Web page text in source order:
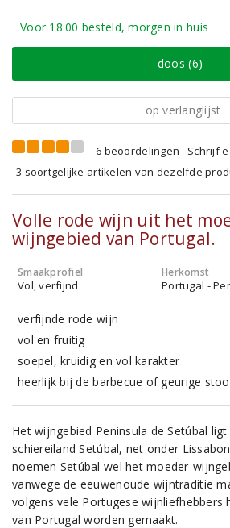
Voor 18:00 besteld, morgen in huis
doos (6)
op verlanglijst
6 beoordelingen
Schrijf
3 soortgelijke artikelen van dezelfde
Volle rode wijn uit het
wijngebied van Portugal.
Smaakprofiel
Vol, verfijnd
Herkomst
Portugal -
verfijnde rode wijn
vol en fruitig
soepel, kruidig en vol karakter
heerlijk bij de barbecue of geurige
Het wijngebied Peninsula de Setúbal
schiereiland Setúbal, net onder
noemen Setúbal wel het moeder-
vanwege de eeuwenoude wijntraditie
volgens vele Portugese wijnliefhebbers
van Portugal worden gemaakt.